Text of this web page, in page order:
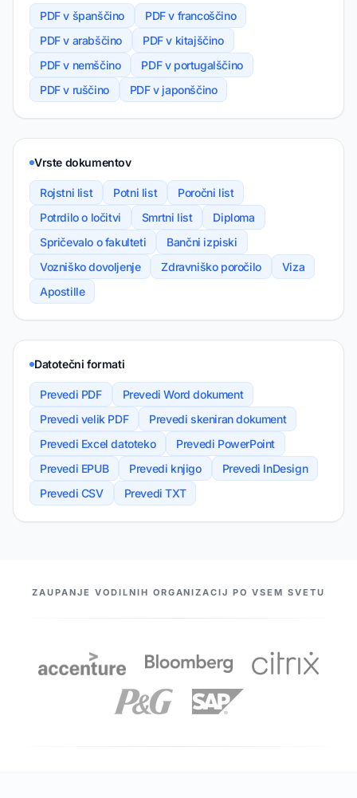
PDF v španščino
PDF v francoščino
PDF v arabščino
PDF v kitajščino
PDF v nemščino
PDF v portugalščino
PDF v ruščino
PDF v japonščino
Vrste dokumentov
Rojstni list Potni list
Poročni list
Potrdilo o ločitvi
Smrtni list
Diploma
Spričevalo o fakulteti
Bančni izpiski
Vozniško dovoljenje
Zdravniško poročilo
Viza
Apostille
Datotečni formati
Prevedi PDF
Prevedi Word dokument
Prevedi velik PDF
Prevedi skeniran dokument
Prevedi Excel datoteko
Prevedi PowerPoint
Prevedi EPUB
Prevedi knjigo
Prevedi InDesign
Prevedi CSV
Prevedi TXT
NAŠI PARTNERJI
ZAUPANJE VODILNIH ORGANIZACIJ PO VSEM SVETU